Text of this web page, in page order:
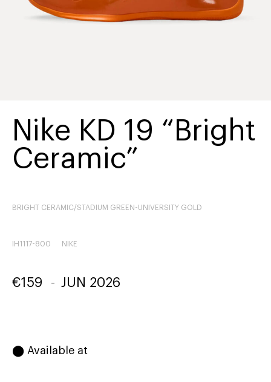
Nike KD 19 “Bright
Ceramic”
BRIGHT CERAMIC/STADIUM GREEN-UNIVERSITY GOLD
IH1117-800 NIKE
€159 - JUN 2026
⬤ Available at